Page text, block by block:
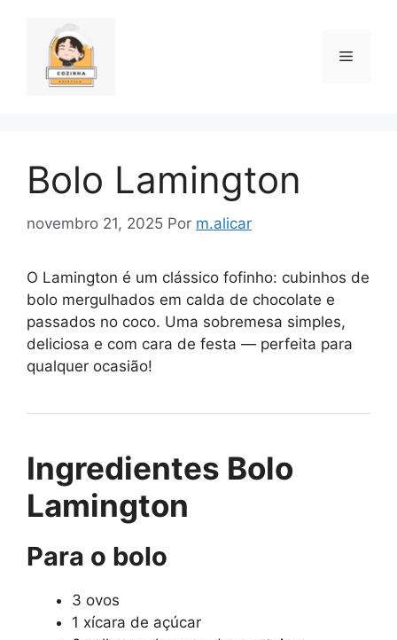
conteúdo
Menu
Bolo Lamington
novembro 21, 2025 Por m.alicar
O Lamington é um clássico fofinho: cubinhos de
bolo mergulhados em calda de chocolate e
passados no coco. Uma sobremesa simples,
deliciosa e com cara de festa — perfeita para
qualquer ocasião!
Ingredientes Bolo
Lamington
Para o bolo
3 ovos
1 xícara de açúcar